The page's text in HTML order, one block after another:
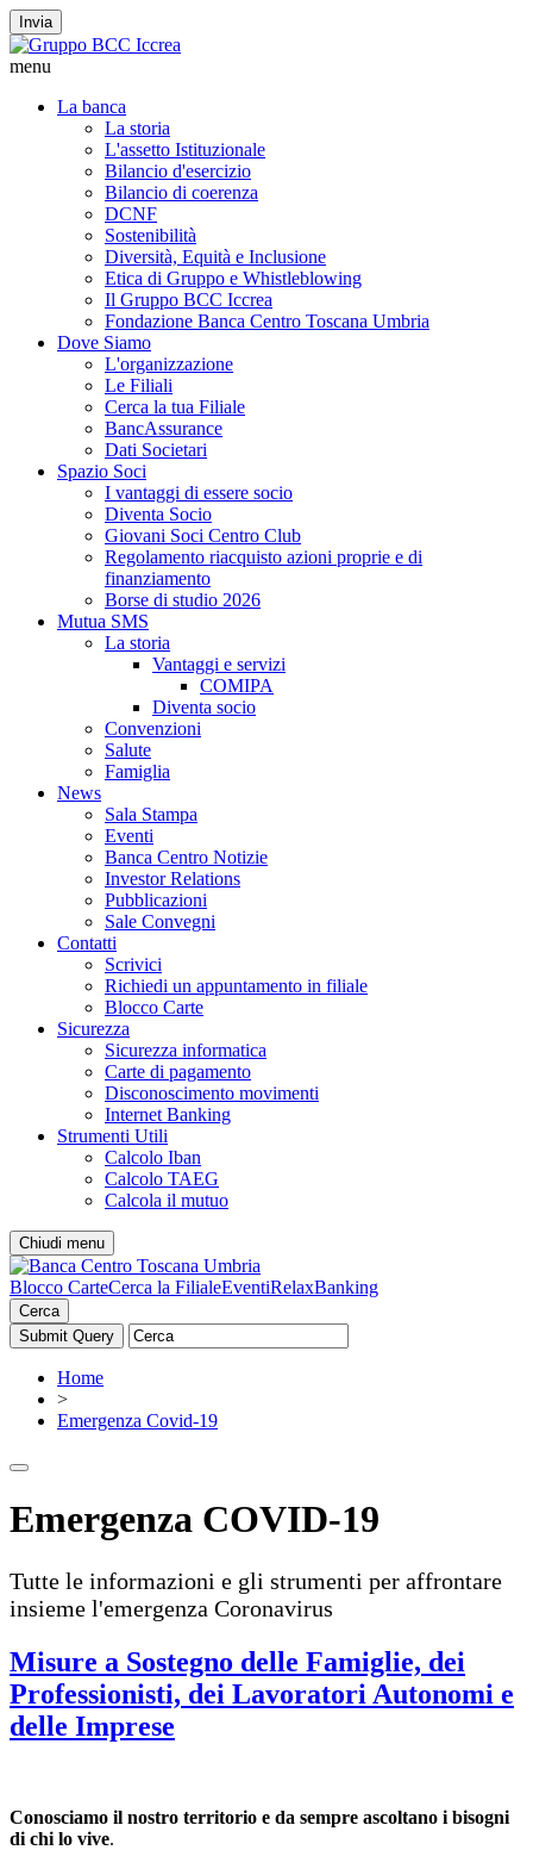
Invia
menu
La banca
La storia
L'assetto Istituzionale
Bilancio d'esercizio
Bilancio di coerenza
DCNF
Sostenibilità
Diversità, Equità e Inclusione
Etica di Gruppo e Whistleblowing
Il Gruppo BCC Iccrea
Fondazione Banca Centro Toscana Umbria
Dove Siamo
L'organizzazione
Le Filiali
Cerca la tua Filiale
BancAssurance
Dati Societari
Spazio Soci
I vantaggi di essere socio
Diventa Socio
Giovani Soci Centro Club
Regolamento riacquisto azioni proprie e di
finanziamento
Borse di studio 2026
Mutua SMS
La storia
Vantaggi e servizi
COMIPA
Diventa socio
Convenzioni
Salute
Famiglia
News
Sala Stampa
Eventi
Banca Centro Notizie
Investor Relations
Pubblicazioni
Sale Convegni
Contatti
Scrivici
Richiedi un appuntamento in filiale
Blocco Carte
Sicurezza
Sicurezza informatica
Carte di pagamento
Disconoscimento movimenti
Internet Banking
Strumenti Utili
Calcolo Iban
Calcolo TAEG
Calcola il mutuo
Chiudi menu
Blocco CarteCerca la FilialeEventiRelaxBanking
Cerca
Home
>
Emergenza Covid-19
Emergenza COVID-19
Tutte le informazioni e gli strumenti per affrontare
insieme l'emergenza Coronavirus
Misure a Sostegno delle Famiglie, dei
Professionisti, dei Lavoratori Autonomi e
delle Imprese
Conosciamo il nostro territorio e da sempre ascoltano i bisogni
di chi lo vive.